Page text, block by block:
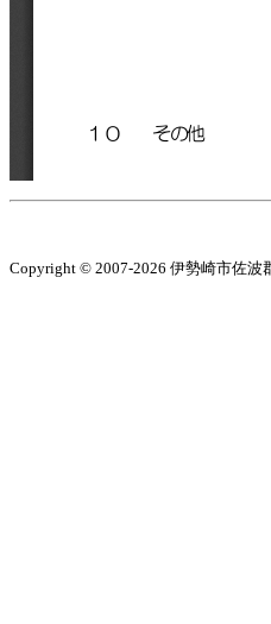
Copyright © 2007-2026 伊勢崎市佐波